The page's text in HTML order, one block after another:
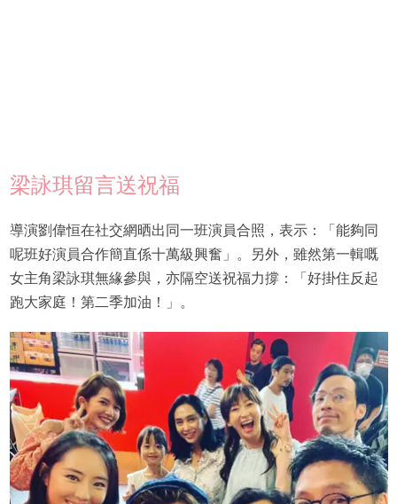
梁詠琪留言送祝福
導演劉偉恒在社交網晒出同一班演員合照，表示：「能夠同
呢班好演員合作簡直係十萬級興奮」。另外，雖然第一輯嘅
女主角梁詠琪無緣參與，亦隔空送祝福力撐：「好掛住反起
跑大家庭！第二季加油！」。